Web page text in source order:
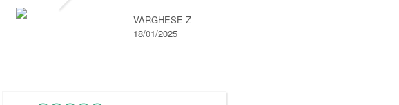
VARGHESE Z
18/01/2025